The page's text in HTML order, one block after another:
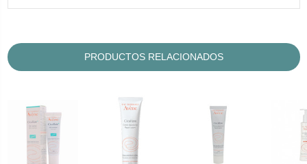
PRODUCTOS RELACIONADOS